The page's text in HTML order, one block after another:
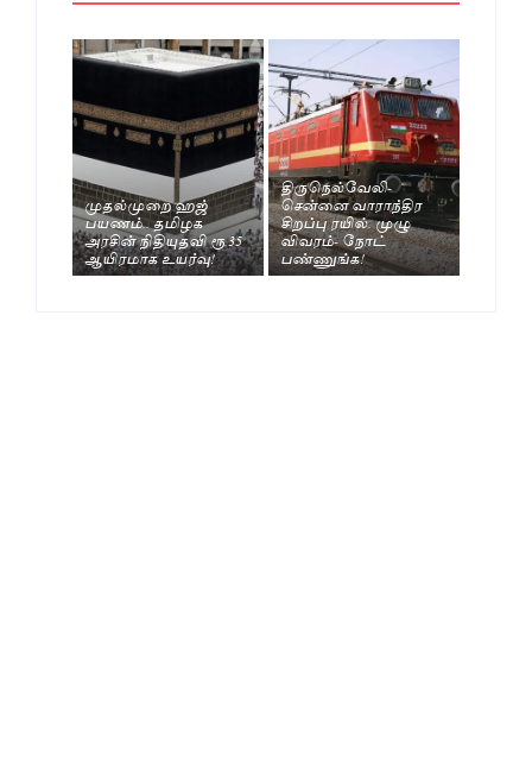
முதல்முறை ஹஜ்
பயணம்.. தமிழக
அரசின் நிதியுதவி ரூ.35
ஆயிரமாக உயர்வு!
திருநெல்வேலி-
சென்னை வாராந்திர
சிறப்பு ரயில். முழு
விவரம்- நோட்
பண்ணுங்க!